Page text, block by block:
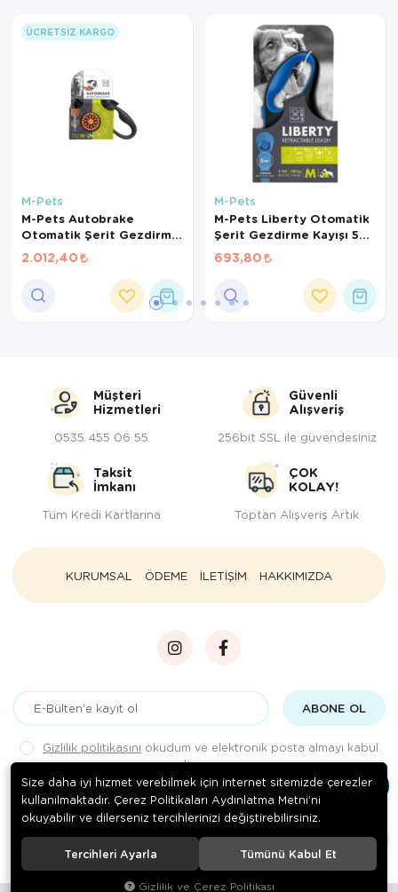
ÜCRETSIZ KARGO
M-Pets
M-Pets Autobrake
Otomatik Şerit Gezdirme
Kayışı 5m (Turuncu) [M]
2.012,40
M-Pets
M-Pets Liberty Otomatik
Şerit Gezdirme Kayışı 5m
(Mavi) [M]
693,80
Müşteri
Hizmetleri
0535 455 06 55
Güvenli
Alışveriş
256bit SSL ile güvendesiniz
Taksit
İmkanı
Tüm Kredi Kartlarına
ÇOK
KOLAY!
Toptan Alışveriş Artık
KURUMSAL ÖDEME İLETİŞİM HAKKIMIZDA
ABONE OL
Gizlilik politikasını okudum ve elektronik posta almayı kabul
ediyorum.
. Tüm hakları saklıdır.
Size daha iyi hizmet verebilmek için internet sitemizde çerezler
kullanılmaktadır. Çerez Politikaları Aydınlatma Metni’ni
okuyabilir ve dilerseniz tercihlerinizi değiştirebilirsiniz.
Tercihleri Ayarla Tümünü Kabul Et
Gizlilik ve Çerez Politikası